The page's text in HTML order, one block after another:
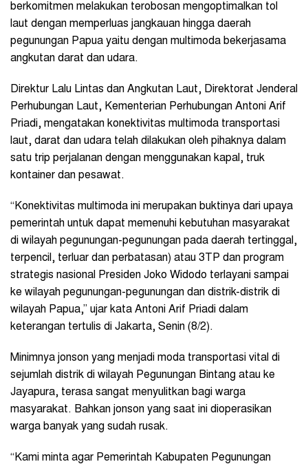
berkomitmen melakukan terobosan mengoptimalkan tol
laut dengan memperluas jangkauan hingga daerah
pegunungan Papua yaitu dengan multimoda bekerjasama
angkutan darat dan udara.
Direktur Lalu Lintas dan Angkutan Laut, Direktorat Jenderal
Perhubungan Laut, Kementerian Perhubungan Antoni Arif
Priadi, mengatakan konektivitas multimoda transportasi
laut, darat dan udara telah dilakukan oleh pihaknya dalam
satu trip perjalanan dengan menggunakan kapal, truk
kontainer dan pesawat.
“Konektivitas multimoda ini merupakan buktinya dari upaya
pemerintah untuk dapat memenuhi kebutuhan masyarakat
di wilayah pegunungan-pegunungan pada daerah tertinggal,
terpencil, terluar dan perbatasan) atau 3TP dan program
strategis nasional Presiden Joko Widodo terlayani sampai
ke wilayah pegunungan-pegunungan dan distrik-distrik di
wilayah Papua,” ujar kata Antoni Arif Priadi dalam
keterangan tertulis di Jakarta, Senin (8/2).
Minimnya jonson yang menjadi moda transportasi vital di
sejumlah distrik di wilayah Pegunungan Bintang atau ke
Jayapura, terasa sangat menyulitkan bagi warga
masyarakat. Bahkan jonson yang saat ini dioperasikan
warga banyak yang sudah rusak.
“Kami minta agar Pemerintah Kabupaten Pegunungan